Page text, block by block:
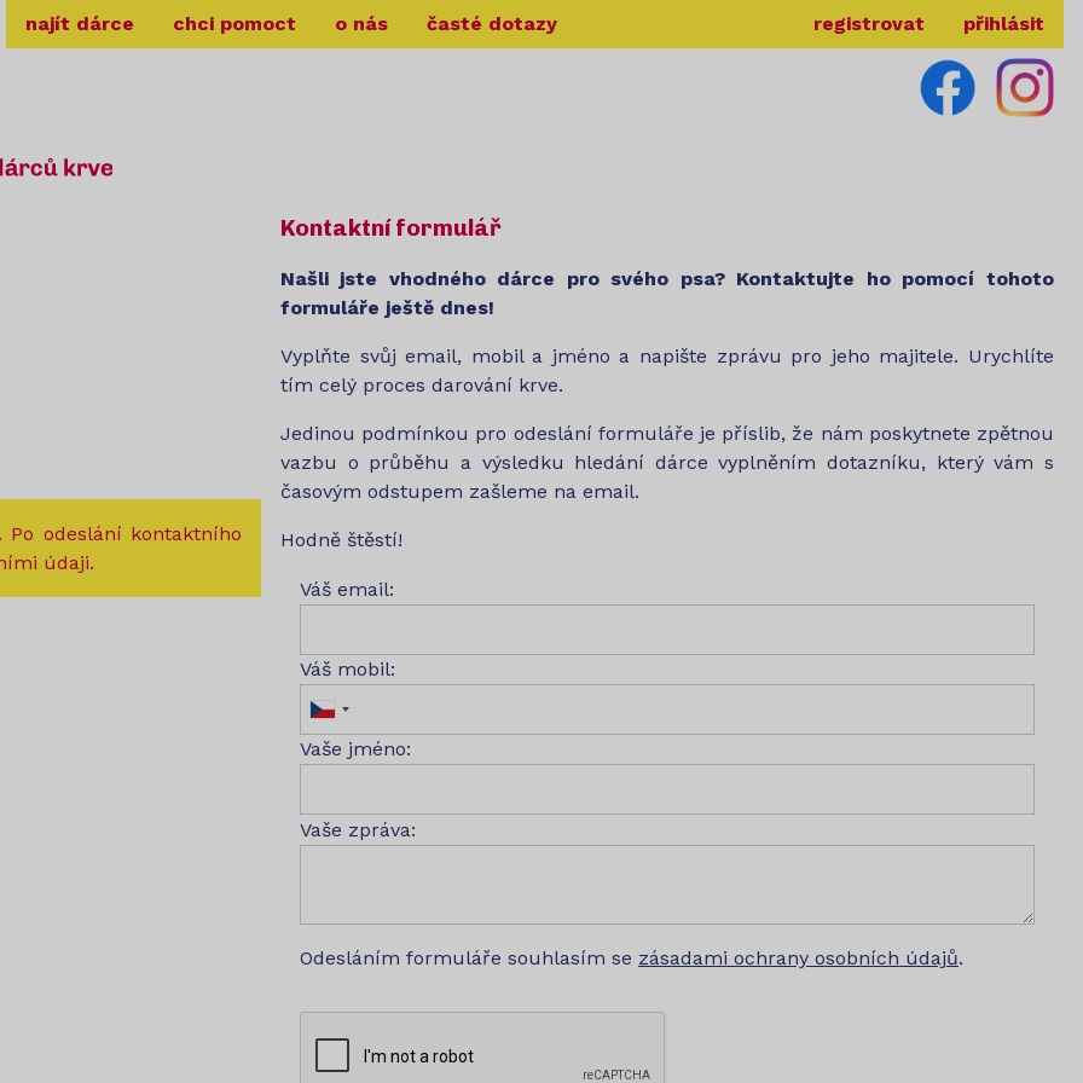
najít dárce chci pomoct o nás časté dotazy přihlásit
registrovat
odeslání kontaktního
údaji.
Kontaktní formulář
Našli jste vhodného dárce pro svého psa? Kontaktujte ho pomocí tohoto
formuláře ještě dnes!
Vyplňte svůj email, mobil a jméno a napište zprávu pro jeho majitele. Urychlíte
tím celý proces darování krve.
Jedinou podmínkou pro odeslání formuláře je příslib, že nám poskytnete zpětnou
vazbu o průběhu a výsledku hledání dárce vyplněním dotazníku, který vám s
časovým odstupem zašleme na email.
Hodně štěstí!
Váš email:
Váš mobil:
Vaše jméno:
Vaše zpráva:
Odesláním formuláře souhlasím se zásadami ochrany osobních údajů.